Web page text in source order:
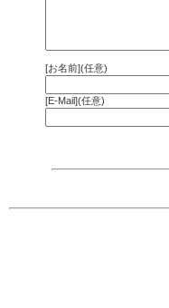
[お名前](任意)
[E-Mail](任意)